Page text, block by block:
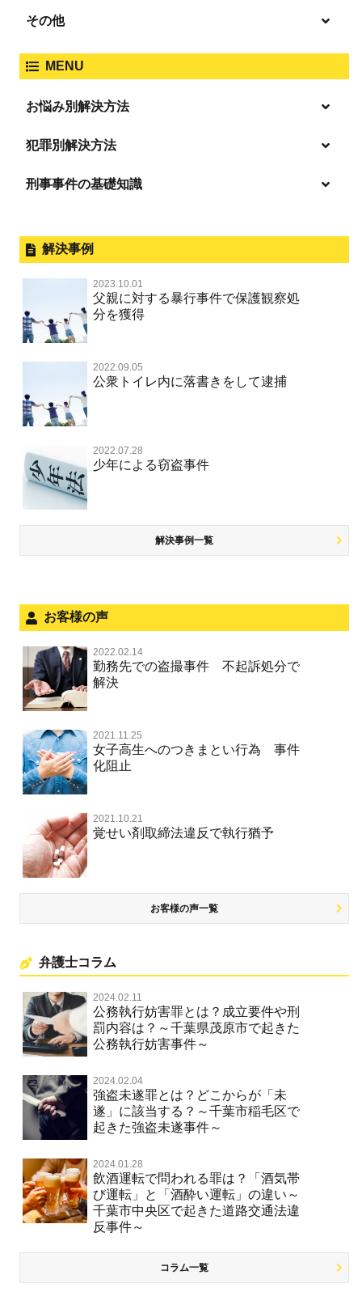
逮捕・監禁
業務妨害
公務執行妨害
強姦・準強姦
淫行・援助交際
公然わいせつ，わいせつ物頒布，淫
行勧誘罪
児童ポルノ・リベンジポルノ
詐欺
恐喝
危険ドラッグ
ひき逃げ・当て逃げ
危険運転行為等
自転車事故
その他
放火・失火
ネット犯罪
銃刀法違反
風営法・風適法違反
児童虐待・保護責任者遺棄
不正競争防止法
住居侵入等
名誉棄損・侮辱
MENU
お悩み別解決方法
逮捕の不安や悩み
無実・無罪を証明してほしい
示談で解決してほしい
執行猶予にしてほしい
事件のことを秘密にしたい
被害届・告訴・告発されたら
犯罪別解決方法
事件別－暴力事件
過失致死・過失傷害
器物損壊
脅迫・強要
業務妨害罪
公務執行妨害罪
逮捕・監禁
暴行・傷害
略取・誘拐・人身売買
性犯罪 TOP
淫行・援助交際（児童買春、淫行条例、児童福祉法違反）
不同意性交等罪（旧 強制性交等罪，準強制性交等罪），
監護者性交等罪
不同意わいせつ（旧 強制わいせつ，準強制わいせつ）
公然わいせつ罪，わいせつ物頒布等罪，淫行勧誘罪
児童ポルノ リベンジポルノ
盗撮，のぞき行為
事件別－財産犯
財産犯 TOP
横領 背任
窃盗罪
知的財産と刑事事件
恐喝
盗品売買・譲り受け等
事件別－薬物事件
薬物事件 TOP
覚せい剤
危険ドラッグ
大麻
麻薬及び向精神薬
事件別－交通違反・交通事故
交通違反・交通事故 TOP
交通事故 交通違反と刑事事件
自転車事故
人身事故・死亡事故
無免許運転
その他 TOP
児童虐待・保護責任者遺棄
住居侵入等
銃刀法違反
ストーカー事件
不正競争防止法
風営法・風適法違反
文書偽造・偽造文書行使
著作権法違反・商標法違反
放火・失火
名誉棄損罪・侮辱
刑事事件の基礎知識
刑事裁判の概要・手続
公務員の逮捕・刑事事件
控訴・上告
国選弁護士と私選弁護士の違い
司法取引・刑事免責
取調べの注意点
少年事件の手続と特色
少年事件の処分
被害届・告訴・告発の不安や悩み
面会・差し入れ
解決事例
2023.10.01
父親に対する暴行事件で保護観察処
分を獲得
2022.09.05
公衆トイレ内に落書きをして逮捕
2022.07.28
少年による窃盗事件
解決事例一覧
お客様の声
2022.02.14
勤務先での盗撮事件 不起訴処分で
解決
2021.11.25
女子高生へのつきまとい行為 事件
化阻止
2021.10.21
覚せい剤取締法違反で執行猶予
お客様の声一覧
弁護士コラム
2024.02.11
公務執行妨害罪とは？成立要件や刑
罰内容は？～千葉県茂原市で起きた
公務執行妨害事件～
2024.02.04
強盗未遂罪とは？どこからが「未
遂」に該当する？～千葉市稲毛区で
起きた強盗未遂事件～
2024.01.28
飲酒運転で問われる罪は？「酒気帯
び運転」と「酒酔い運転」の違い～
千葉市中央区で起きた道路交通法違
反事件～
コラム一覧